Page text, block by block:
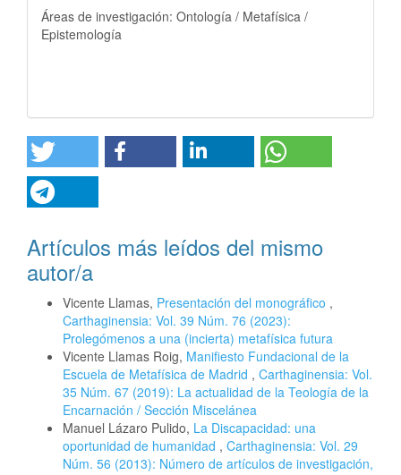
Áreas de investigación: Ontología / Metafísica /
Epistemología
Artículos más leídos del mismo
autor/a
Vicente Llamas, Presentación del monográfico ,
Carthaginensia: Vol. 39 Núm. 76 (2023):
Prolegómenos a una (incierta) metafísica futura
Vicente Llamas Roig, Manifiesto Fundacional de la
Escuela de Metafísica de Madrid , Carthaginensia: Vol.
35 Núm. 67 (2019): La actualidad de la Teología de la
Encarnación / Sección Miscelánea
Manuel Lázaro Pulido, La Discapacidad: una
oportunidad de humanidad , Carthaginensia: Vol. 29
Núm. 56 (2013): Número de artículos de investigación,